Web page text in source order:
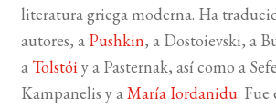
literatura griega moderna. Ha
autores, a Pushkin, a Dostoievski, a
a Tolstóiy a Pasternak, así como a
Kampanelis y aMaría Iordanidu. Fue